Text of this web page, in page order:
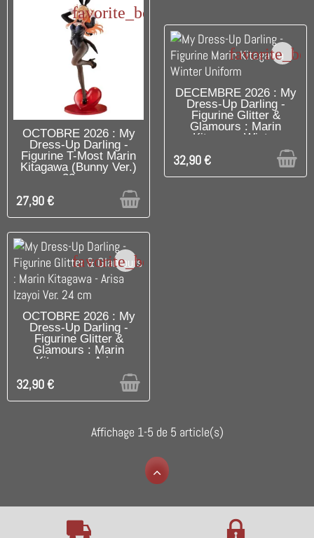
RUPTURE DE STOCK
favorite_border
OCTOBRE 2026 : My
Dress-Up Darling -
Figurine T-Most Marin
Kitagawa (Bunny Ver.)
33 cm
27,90 €
RUPTURE DE STOCK
DECEMBRE 2026 : My
Dress-Up Darling -
Figurine Glitter &
Glamours : Marin
Kitagawa Winter
32,90 €
RUPTURE DE STOCK
favorite_border
OCTOBRE 2026 : My
Dress-Up Darling -
Figurine Glitter &
Glamours : Marin
Kitagawa - Arisa
32,90 €
Affichage 1-5 de 5 article(s)